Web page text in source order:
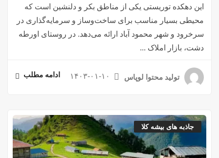
این دهکده توریستی یکی از مناطق بکر و دلنشین است که
محیطی بسیار مناسب برای ساخت‌وساز و سرمایه‌گذاری در
سرخرود و شهر محمود آباد ارائه می‌دهد. در روستای اورطه
دشت، بازار املاک ...
تولید محتوا لوپاس ۱۴۰۳-۰۱-۱۰ ادامه مطلب
جاذبه های بیشه کلا